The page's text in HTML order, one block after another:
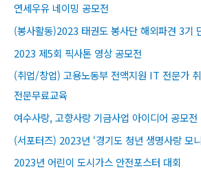
연세우유 네이밍 공모전
(봉사활동)2023 태권도 봉사단 해외파견 3기
2023 제5회 픽사톤 영상 공모전
(취업/창업) 고용노동부 전액지원 IT 전문가
전문무료교육​
여수사랑, 고향사랑 기금사업 아이디어 공모전
(서포터즈) 2023년 ‘경기도 청년 생명사랑 모
2023년 어린이 도시가스 안전포스터 대회